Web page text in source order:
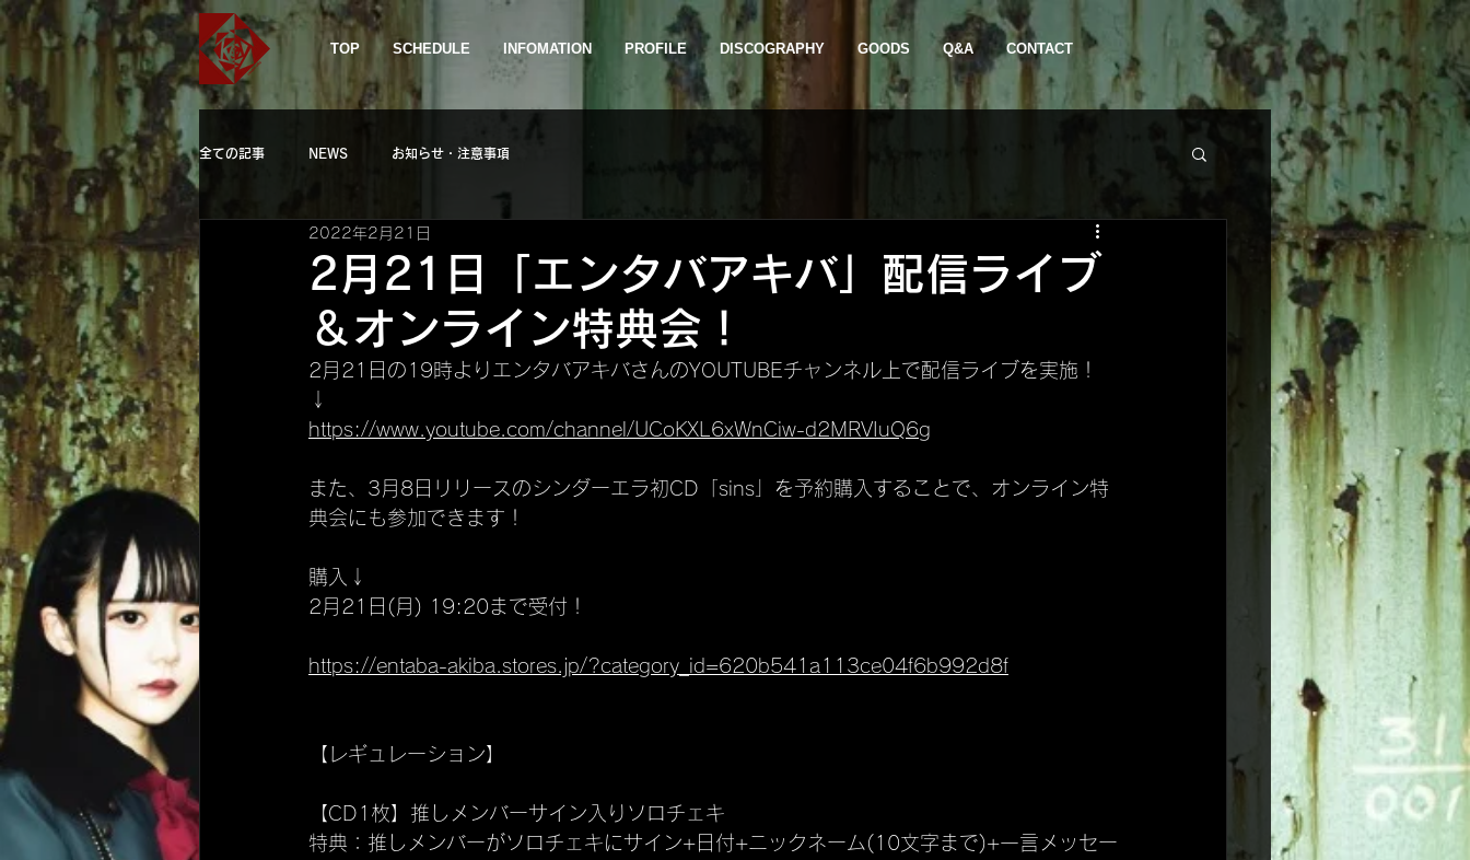
TOP SCHEDULE INFOMATION PROFILE DISCOGRAPHY GOODS Q&A CONTACT
全ての記事 NEWS お知らせ・注意事項
2月21日「エンタバアキバ」配信ライブ
＆オンライン特典会！
2022年2月21日
2月21日の19時よりエンタバアキバさんのYOUTUBEチャンネル上で配信ライブを実施！
↓
https://www.youtube.com/channel/UCoKXL6xWnCiw-d2MRVIuQ6g
また、3月8日リリースのシンダーエラ初CD「sins」を予約購入することで、オンライン特
典会にも参加できます！
購入↓
2月21日(月) 19:20まで受付！
https://entaba-akiba.stores.jp/?category_id=620b541a113ce04f6b992d8f
【レギュレーション】
【CD1枚】推しメンバーサイン入りソロチェキ
特典：推しメンバーがソロチェキにサイン+日付+ニックネーム(10文字まで)+一言メッセー